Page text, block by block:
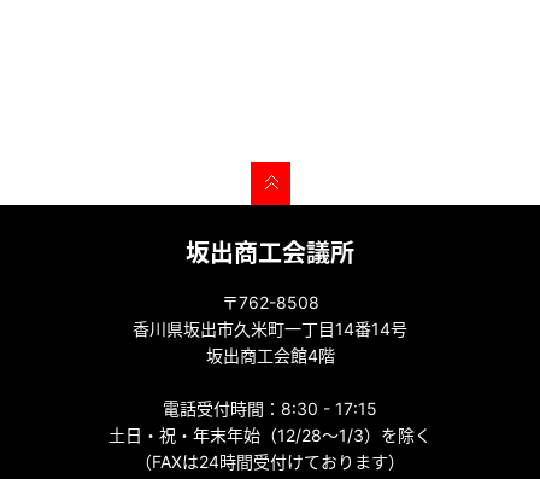
坂出商工会議所
〒762-8508
香川県坂出市久米町一丁目14番14号
坂出商工会館4階
電話受付時間：8:30 - 17:15
土日・祝・年末年始（12/28～1/3）を除く
（FAXは24時間受付けております）